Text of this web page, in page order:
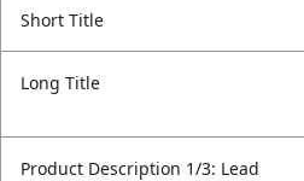
Short Title
Long Title
Product Description 1/3: Lead